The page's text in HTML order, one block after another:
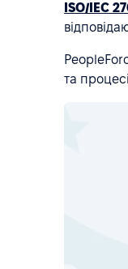
ISO/IEC
та